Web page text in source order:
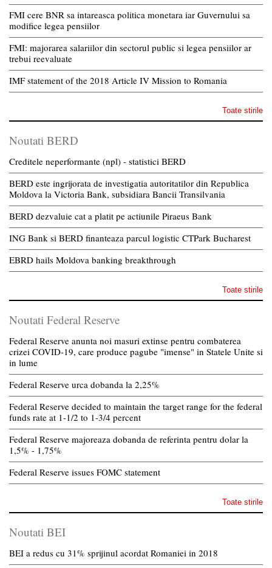
FMI cere BNR sa intareasca politica monetara iar Guvernului sa
modifice legea pensiilor
FMI: majorarea salariilor din sectorul public si legea pensiilor ar
trebui reevaluate
IMF statement of the 2018 Article IV Mission to Romania
Toate stirile
Noutati BERD
Creditele neperformante (npl) - statistici BERD
BERD este ingrijorata de investigatia autoritatilor din Republica
Moldova la Victoria Bank, subsidiara Bancii Transilvania
BERD dezvaluie cat a platit pe actiunile Piraeus Bank
ING Bank si BERD finanteaza parcul logistic CTPark Bucharest
EBRD hails Moldova banking breakthrough
Toate stirile
Noutati Federal Reserve
Federal Reserve anunta noi masuri extinse pentru combaterea
crizei COVID-19, care produce pagube "imense" in Statele Unite si
in lume
Federal Reserve urca dobanda la 2,25%
Federal Reserve decided to maintain the target range for the federal
funds rate at 1-1/2 to 1-3/4 percent
Federal Reserve majoreaza dobanda de referinta pentru dolar la
1,5% - 1,75%
Federal Reserve issues FOMC statement
Toate stirile
Noutati BEI
BEI a redus cu 31% sprijinul acordat Romaniei in 2018